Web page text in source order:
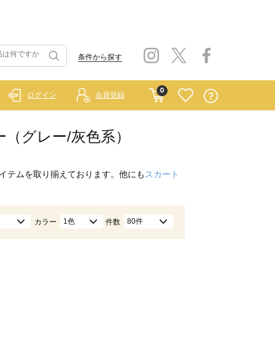
条件から探す
0
ログイン 会員登録
グレー/灰色系）
テムを取り揃えております。他にも スカート
カラー 1色 件数 80件